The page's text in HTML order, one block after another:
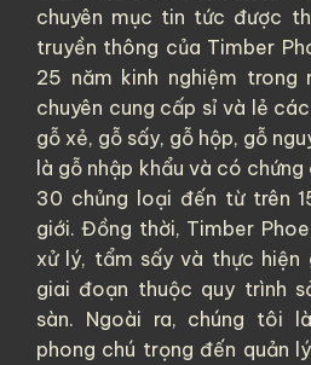
chuyên mục tin tức được
truyền thông của Timber
25 năm kinh nghiệm trong
chuyên cung cấp sỉ và lẻ
gỗ xẻ, gỗ sấy, gỗ hộp, gỗ
là gỗ nhập khẩu và có chứng
30 chủng loại đến từ trên
giới. Đồng thời, Timber
xử lý, tẩm sấy và thực
giai đoạn thuộc quy trình
sàn. Ngoài ra, chúng tôi
phong chú trọng đến quản